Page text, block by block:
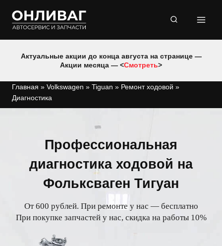
содержимому
Актуальные акции до конца августа на странице —
Акции месяца — <Смотреть>
Главная » Volkswagen » Tiguan » Ремонт ходовой »
Диагностика
Профессиональная
диагностика ходовой на
Фольксваген Тигуан
От 600 рублей. При ремонте у нас — бесплатно
При покупке запчастей у нас, скидка на работы 10%